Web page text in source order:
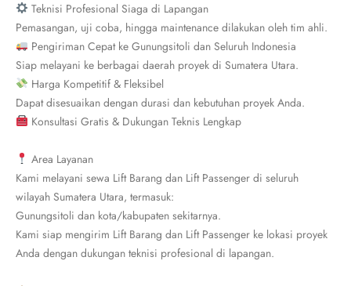
Teknisi Profesional Siaga di Lapangan
Pemasangan, uji coba, hingga maintenance dilakukan oleh tim ahli.
Pengiriman Cepat ke Gunungsitoli dan Seluruh Indonesia
Siap melayani ke berbagai daerah proyek di Sumatera Utara.
Harga Kompetitif & Fleksibel
Dapat disesuaikan dengan durasi dan kebutuhan proyek Anda.
Konsultasi Gratis & Dukungan Teknis Lengkap
Area Layanan
Kami melayani sewa Lift Barang dan Lift Passenger di seluruh
wilayah Sumatera Utara, termasuk:
Gunungsitoli dan kota/kabupaten sekitarnya.
Kami siap mengirim Lift Barang dan Lift Passenger ke lokasi proyek
Anda dengan dukungan teknisi profesional di lapangan.